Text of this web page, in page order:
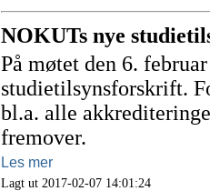
NOKUTs nye
På møtet den 6.
studietilsynsforskrift.
bl.a. alle
fremover.
Les mer
Lagt ut 2017-02-07 14:01:24